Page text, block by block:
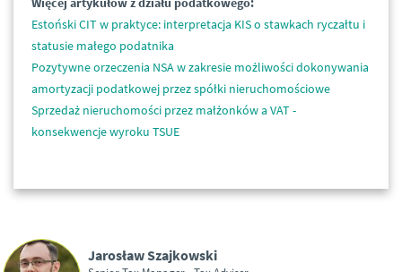
Estoński CIT w praktyce: interpretacja KIS o stawkach ryczałtu i
statusie małego podatnika
Pozytywne orzeczenia NSA w zakresie możliwości dokonywania
amortyzacji podatkowej przez spółki nieruchomościowe
Sprzedaż nieruchomości przez małżonków a VAT -
konsekwencje wyroku TSUE
Jarosław Szajkowski